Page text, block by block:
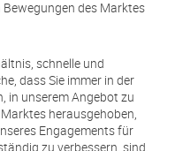
des Marktes
schnelle und
dass Sie immer in der
in unserem Angebot zu
herausgehoben,
Engagements für
zu verbessern, sind.